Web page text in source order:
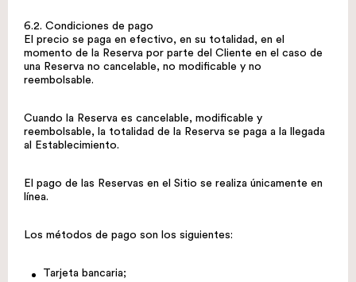
6.2. Condiciones de pago
El precio se paga en efectivo, en su totalidad, en el
momento de la Reserva por parte del Cliente en el caso de
una Reserva no cancelable, no modificable y no
reembolsable.
Cuando la Reserva es cancelable, modificable y
reembolsable, la totalidad de la Reserva se paga a la llegada
al Establecimiento.
El pago de las Reservas en el Sitio se realiza únicamente en
línea.
Los métodos de pago son los siguientes:
Tarjeta bancaria;